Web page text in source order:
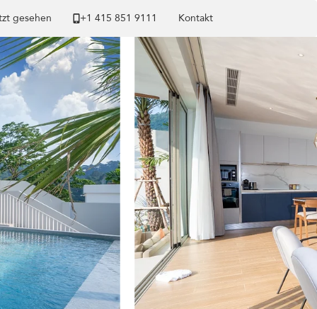
gesehen +1 ​415 851 9111 Kontakt